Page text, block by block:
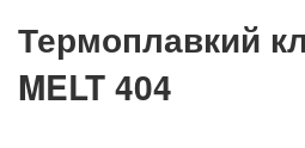
Термоплавкий
MELT 404